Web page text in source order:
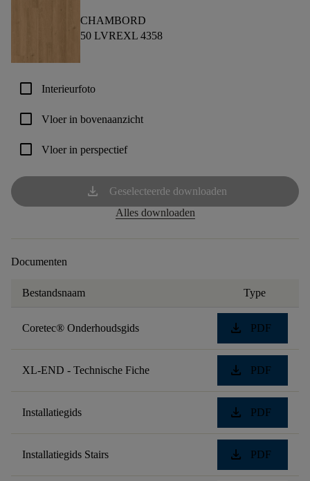
CHAMBORD
50 LVREXL 4358
check_box_outline_blank Interieurfoto
check_box_outline_blank Vloer in bovenaanzicht
check_box_outline_blank Vloer in perspectief
download
Geselecteerde downloaden
Alles downloaden
Documenten
Bestandsnaam Type
Coretec® Onderhoudsgids download PDF
XL-END - Technische Fiche download PDF
Installatiegids download PDF
Installatiegids Stairs download PDF